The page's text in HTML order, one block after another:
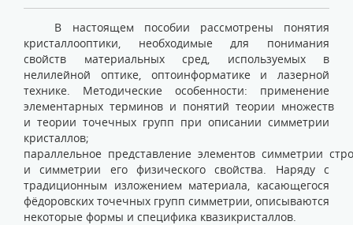
В настоящем пособии рассмотрены понятия
кристаллооптики, необходимые для понимания
свойств материальных сред, используемых в
нелилейной оптике, оптоинформатике и лазерной
технике. Методические особенности: применение
элементарных терминов и понятий теории множеств
и теории точечных групп при описании симметрии
кристаллов;
параллельное представление элементов симметрии
и симметрии его физического свойства. Наряду с
традиционным изложением материала, касающегося
фёдоровских точечных групп симметрии, описываются
некоторые формы и специфика квазикристаллов.